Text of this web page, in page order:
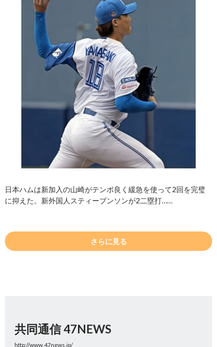
日本ハムは新加入の山崎がテンポ良く緩急を使って2回を完璧
に抑えた。新外国人スティーブンソンが2二塁打……
さらに見る
共同通信 47NEWS
http://www.47news.jp/